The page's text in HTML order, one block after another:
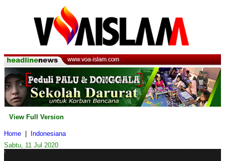
View Full Version
Home
Indonesiana
Sabtu, 11 Jul 2020